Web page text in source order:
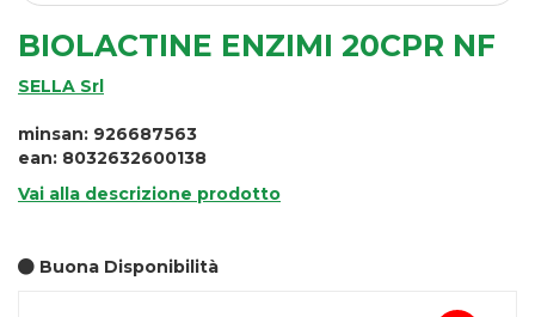
BIOLACTINE ENZIMI 20CPR NF
SELLA Srl
minsan: 926687563
ean: 8032632600138
Vai alla descrizione prodotto
Buona Disponibilità